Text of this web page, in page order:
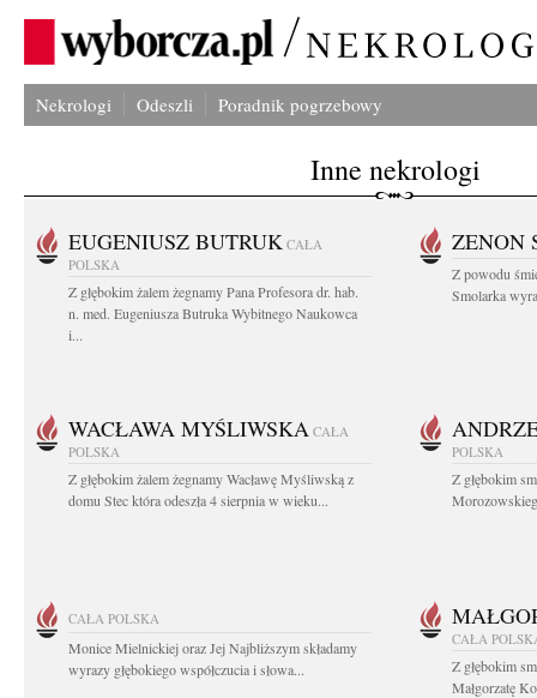
Nekrologi Odeszli Poradnik pogrzebowy
Inne nekrologi
EUGENIUSZ BUTRUK CAŁA
POLSKA
Z głębokim żalem żegnamy Pana Profesora dr. hab.
n. med. Eugeniusza Butruka Wybitnego Naukowca
i...
ZENON
Z powodu
Smolarka
WACŁAWA MYŚLIWSKA CAŁA
POLSKA
Z głębokim żalem żegnamy Wacławę Myśliwską z
domu Stec która odeszła 4 sierpnia w wieku...
POLSKA
Z głębokim
CAŁA POLSKA
Monice Mielnickiej oraz Jej Najbliższym składamy
wyrazy głębokiego współczucia i słowa...
CAŁA
Z głębokim
Małgorzatę